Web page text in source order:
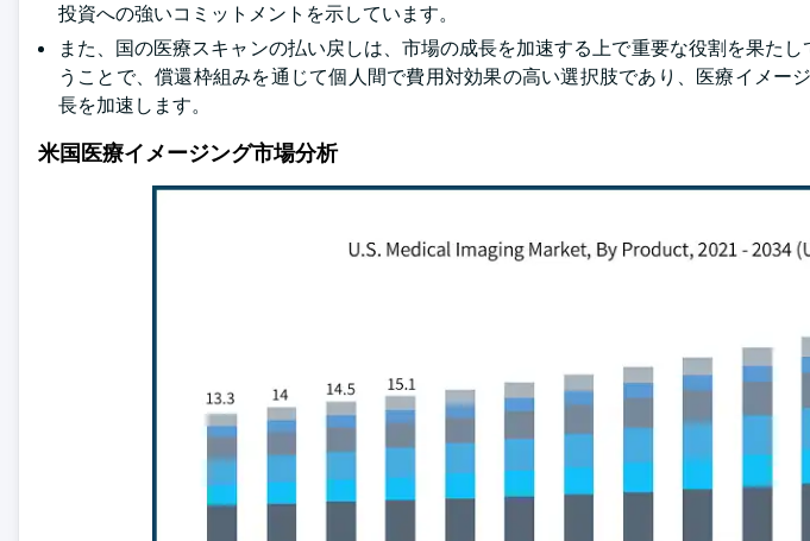
投資への強いコミットメントを示しています。
また、国の医療スキャンの払い戻しは、市場の成長を加速する上で重要な役割を果た
うことで、償還枠組みを通じて個人間で費用対効果の高い選択肢であり、医療イメー
長を加速します。
米国医療イメージング市場分析